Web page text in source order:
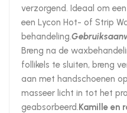
verzorgend. Ideaal om
een Lycon Hot- of Strip
behandeling.
Breng na de
follikels te sluiten, breng
aan met handschoenen
masseer licht in tot het
geabsorbeerd.Kamille en